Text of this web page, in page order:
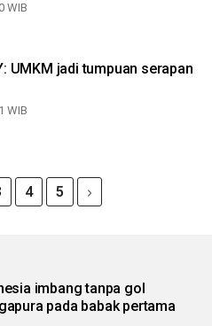
WIB
UMKM jadi tumpuan serapan
WIB
4 5
imbang tanpa gol
pada babak pertama